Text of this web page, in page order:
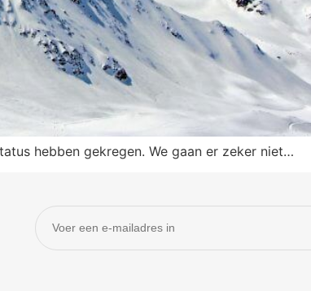
hebben gekregen. We gaan er zeker niet…